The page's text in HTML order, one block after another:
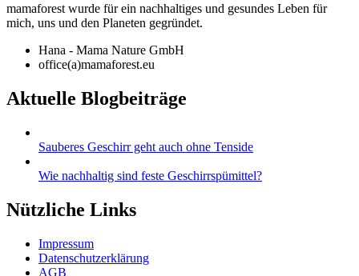
mamaforest wurde für ein nachhaltiges und gesundes Leben für
mich, uns und den Planeten gegründet.
Hana - Mama Nature GmbH
office(a)mamaforest.eu
Aktuelle Blogbeiträge
Sauberes Geschirr geht auch ohne Tenside
Wie nachhaltig sind feste Geschirrspümittel?
Nützliche Links
Impressum
Datenschutzerklärung
AGB